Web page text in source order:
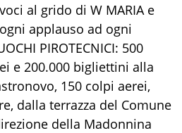
al grido di W MARIA e
applauso ad ogni
PIROTECNICI: 500
e 200.000 bigliettini alla
150 colpi aerei,
dalla terrazza del Comune
della Madonnina